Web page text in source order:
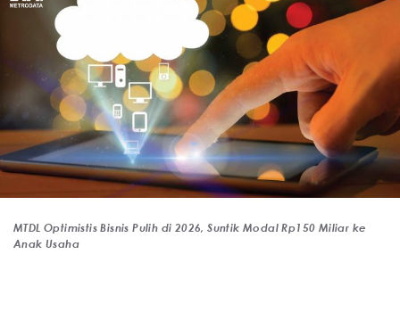
MTDL Optimistis Bisnis Pulih di 2026, Suntik Modal Rp150 Miliar ke
Anak Usaha